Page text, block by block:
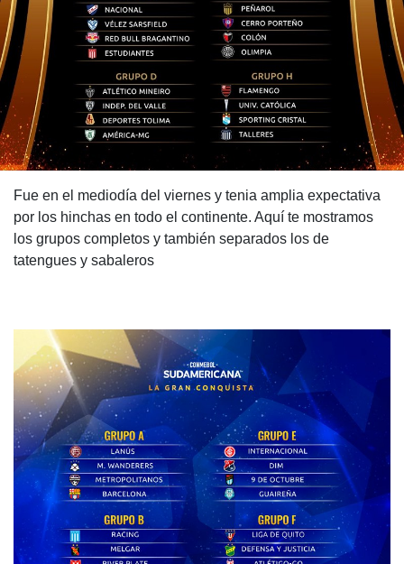
Fue en el mediodía del viernes y tenia amplia expectativa
por los hinchas en todo el continente. Aquí te mostramos
los grupos completos y también separados los de
tatengues y sabaleros